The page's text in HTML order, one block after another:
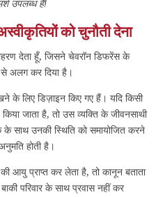
उपलब्ध हैं!
को चुनौती देना
देता हूँ, जिसने चेवरॉन डिफरेंस के
से अलग कर दिया है।
के लिए डिज़ाइन किए गए हैं। यदि किसी
किया जाता है, तो उस व्यक्ति के जीवनसाथी
साथ उनकी स्थिति को समायोजित करने
होती है।
आयु प्राप्त कर लेता है, तो कानून बताता
परिवार के साथ प्रवास नहीं कर